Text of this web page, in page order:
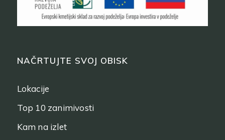
NAČRTUJTE SVOJ OBISK
Lokacije
Top 10 zanimivosti
Kam na izlet